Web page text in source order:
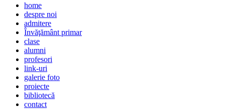
home
despre noi
admitere
Învăţământ primar
clase
alumni
profesori
link-uri
galerie foto
proiecte
bibliotecă
contact